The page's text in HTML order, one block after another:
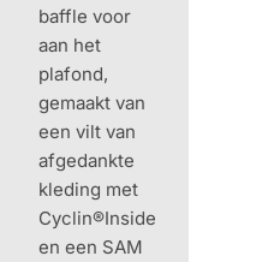
baffle voor
aan het
plafond,
gemaakt van
een vilt van
afgedankte
kleding met
Cyclin®Inside
en een SAM